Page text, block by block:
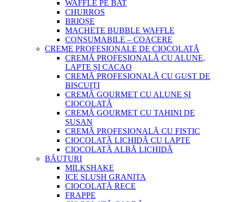
WAFFLE PE BAT
CHURROS
BRIOȘE
MACHETE BUBBLE WAFFLE
CONSUMABILE – COACERE
CREME PROFESIONALE DE CIOCOLATĂ
CREMĂ PROFESIONALĂ CU ALUNE,
LAPTE ȘI CACAO
CREMĂ PROFESIONALĂ CU GUST DE
BISCUIȚI
CREMĂ GOURMET CU ALUNE ȘI
CIOCOLATĂ
CREMĂ GOURMET CU TAHINI DE
SUSAN
CREMĂ PROFESIONALĂ CU FISTIC
CIOCOLATĂ LICHIDĂ CU LAPTE
CIOCOLATĂ ALBĂ LICHIDĂ
BĂUTURI
MILKSHAKE
ICE SLUSH GRANITA
CIOCOLATĂ RECE
FRAPPE